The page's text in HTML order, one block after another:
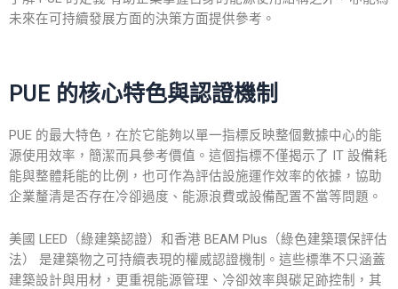
未來在可持續發展方面的決策方面提供參考。
PUE 的核心特色與認證機制
PUE 的最大特色，在於它能夠以單一指標反映整個數據中心的能
源使用效率，簡潔而具參考價值。這個指標不僅揭示了 IT 設備耗
能與整體耗能的比例，也可作為評估設施運作效率的依據，協助
企業釐清是否存在冷卻過度、能源浪費或設備配置不當等問題。
美國 LEED（綠建築認證）和香港 BEAM Plus（綠色建築環保評估
法） 是建築物之可持續表現的權威認證機制。這些標準不只涵蓋
建築設計與用材，更重視能源管理、冷卻效率與碳足跡控制，其